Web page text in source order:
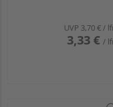
UVP 3,70 €/
3,33 € /